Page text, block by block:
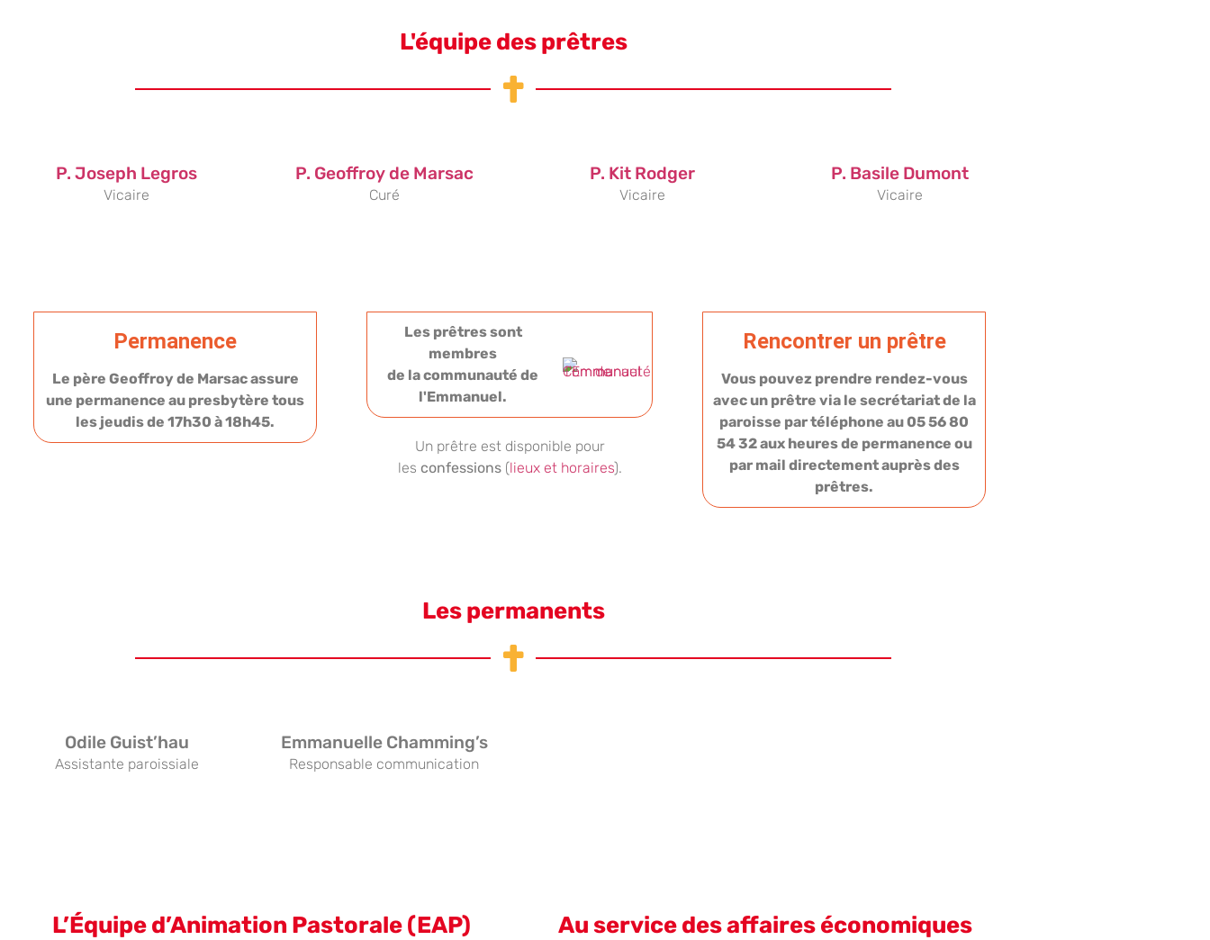
L'équipe des prêtres
P. Joseph Legros
Vicaire
P. Geoffroy de Marsac
Curé
P. Kit Rodger
Vicaire
P. Basile Dumont
Vicaire
Permanence
Le père Geoffroy de Marsac assure
une permanence au presbytère tous
les jeudis de 17h30 à 18h45.
Les prêtres sont
membres
de la communauté de
l'Emmanuel.
Un prêtre est disponible pour
les confessions(lieux et horaires).
Rencontrer un prêtre
Vous pouvez prendre rendez-vous
avec un prêtre via le secrétariat de la
paroisse par téléphone au 05 56 80
54 32 aux heures de permanence ou
par mail directement auprès des
prêtres.
Les permanents
Odile Guist’hau
Assistante paroissiale
Emmanuelle Chamming’s
Responsable communication
L’Équipe d’Animation Pastorale (EAP) Au service des affaires économiques